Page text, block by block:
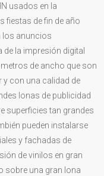
usados en la
fiestas de fin de año
los anuncios
la impresión digital
de ancho que son
con una calidad de
lonas de publicidad
superficies tan grandes
pueden instalarse
y fachadas de
de vinilos en gran
sobre una gran lona